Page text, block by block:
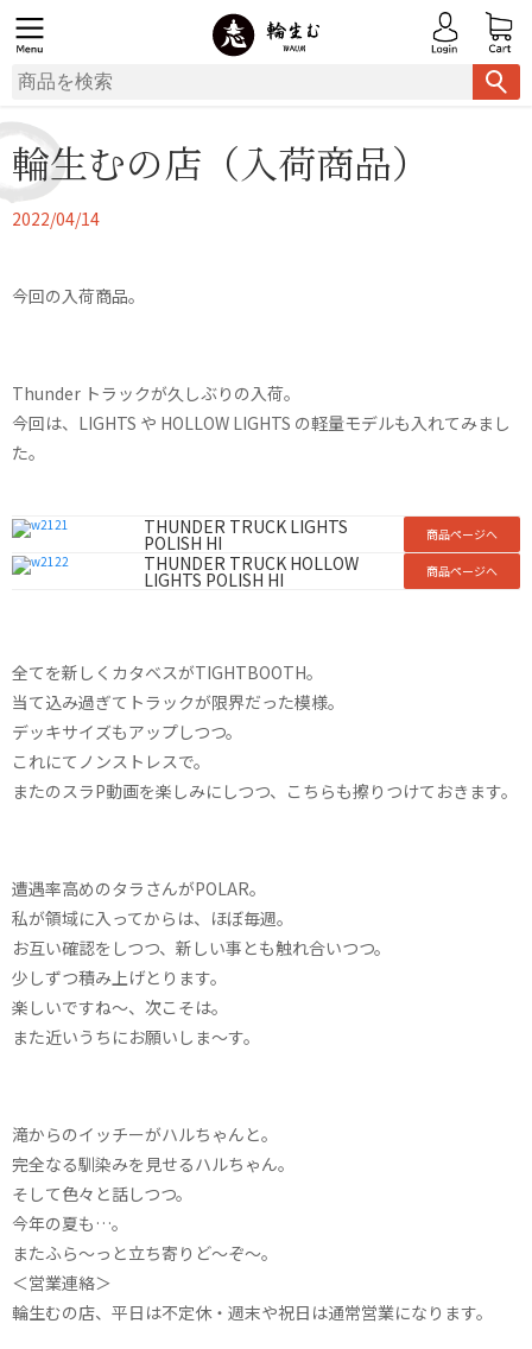
輪生むの店（入荷商品）
2022/04/14
今回の入荷商品。
Thunder トラックが久しぶりの入荷。
今回は、LIGHTS や HOLLOW LIGHTS の軽量モデルも入れてみまし
た。
THUNDER TRUCK LIGHTS
POLISH HI 商品ページへ
THUNDER TRUCK HOLLOW
LIGHTS POLISH HI 商品ページへ
全てを新しくカタベスがTIGHTBOOTH。
当て込み過ぎてトラックが限界だった模様。
デッキサイズもアップしつつ。
これにてノンストレスで。
またのスラP動画を楽しみにしつつ、こちらも擦りつけておきます。
遭遇率高めのタラさんがPOLAR。
私が領域に入ってからは、ほぼ毎週。
お互い確認をしつつ、新しい事とも触れ合いつつ。
少しずつ積み上げとります。
楽しいですね〜、次こそは。
また近いうちにお願いしま〜す。
滝からのイッチーがハルちゃんと。
完全なる馴染みを見せるハルちゃん。
そして色々と話しつつ。
今年の夏も…。
またふら～っと立ち寄りど～ぞ～。
＜営業連絡＞
輪生むの店、平日は不定休・週末や祝日は通常営業になります。